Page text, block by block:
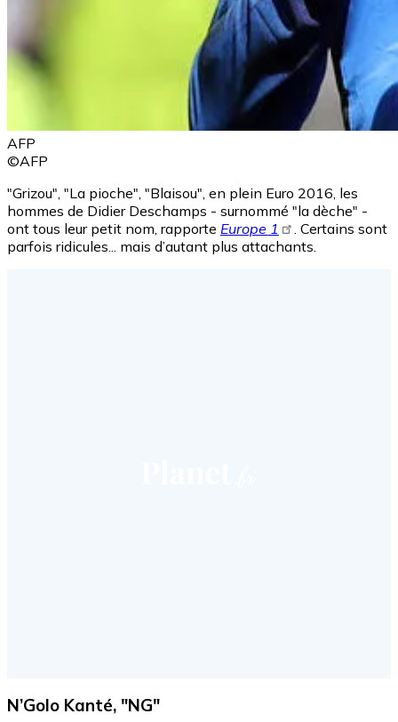
AFP
©AFP
"Grizou", "La pioche", "Blaisou", en plein Euro 2016, les
hommes de Didier Deschamps - surnommé "la dèche" -
ont tous leur petit nom, rapporte Europe 1
. Certains sont
parfois ridicules... mais d’autant plus attachants.
N’Golo Kanté, "NG"